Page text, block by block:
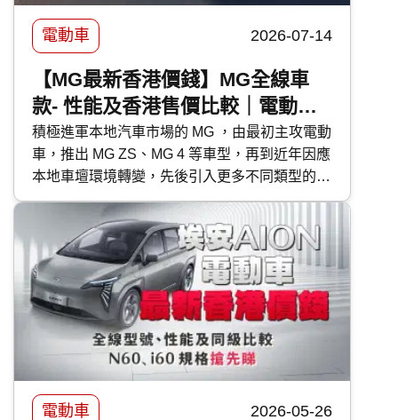
電動車 2026-07-14
【MG最新香港價錢】MG全線車
款- 性能及香港售價比較｜電動
車、PHEV、HEV混能車型
積極進軍本地汽車市場的 MG ，由最初主攻電動
車，推出 MG ZS、MG 4 等車型，再到近年因應
本地車壇環境轉變，先後引入更多不同類型的車
款，除電動車外，還有 PHEV 混能車型 MG S9
PHEV 及混能車 MG ZS HEV 、 MG 3 Hybrid+
。今次 快而保 便為大家深入了解 MG 各車款的
特性及售價，有助各位買車時有更好準備。
電動車 2026-05-26